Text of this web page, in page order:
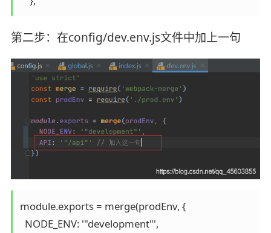
第二步：在config/dev.env.js文件中加上一句
module.exports = merge(prodEnv, {
  NODE_ENV: '"development"',